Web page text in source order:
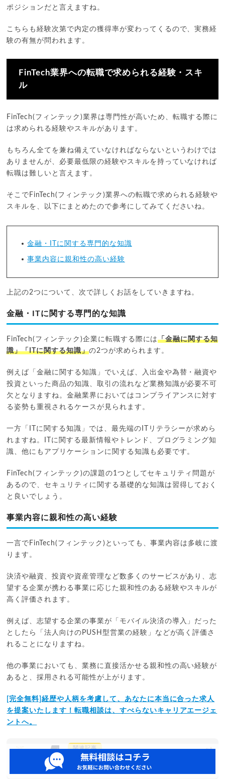
ポジションだと言えますね。
こちらも経験次第で内定の獲得率が変わってくるので、実務経
験の有無が問われます。
FinTech業界への転職で求められる経験・スキ
ル
FinTech(フィンテック)業界は専門性が高いため、転職する際に
は求められる経験やスキルがあります。
もちろん全てを兼ね備えていなければならないというわけでは
ありませんが、必要最低限の経験やスキルを持っていなければ
転職は難しいと言えます。
そこでFinTech(フィンテック)業界への転職で求められる経験や
スキルを、以下にまとめたので参考にしてみてくださいね。
金融・ITに関する専門的な知識
事業内容に親和性の高い経験
上記の2つについて、次で詳しくお話をしていきますね。
金融・ITに関する専門的な知識
FinTech(フィンテック)企業に転職する際には「金融に関する知
識」「ITに関する知識」の2つが求められます。
例えば「金融に関する知識」でいえば、入出金や為替・融資や
投資といった商品の知識、取引の流れなど業務知識が必要不可
欠となりますね。金融業界においてはコンプライアンスに対す
る姿勢も重視されるケースが見られます。
一方「ITに関する知識」では、最先端のITリテラシーが求めら
れますね。ITに関する最新情報やトレンド、プログラミング知
識、他にもアプリケーションに関する知識も必要です。
FinTech(フィンテック)の課題の1つとしてセキュリティ問題が
あるので、セキュリティに関する基礎的な知識は習得しておく
と良いでしょう。
事業内容に親和性の高い経験
一言でFinTech(フィンテック)といっても、事業内容は多岐に渡
ります。
決済や融資、投資や資産管理など数多くのサービスがあり、志
望する企業が携わる事業に応じた親和性のある経験やスキルが
高く評価されます。
例えば、志望する企業の事業が「モバイル決済の導入」だった
としたら「法人向けのPUSH型営業の経験」などが高く評価さ
れることになりますね。
他の事業においても、業務に直接活かせる親和性の高い経験が
あると、採用される可能性が上がります。
[完全無料]経歴や人柄を考慮して、あなたに本当に合った求人
を提案いたします！転職相談は、すべらないキャリアエージェ
ントへ。
関連記事
すべらないキャリアエージェントの評判は？利用者
の口コミや転職支援実績を紹介！